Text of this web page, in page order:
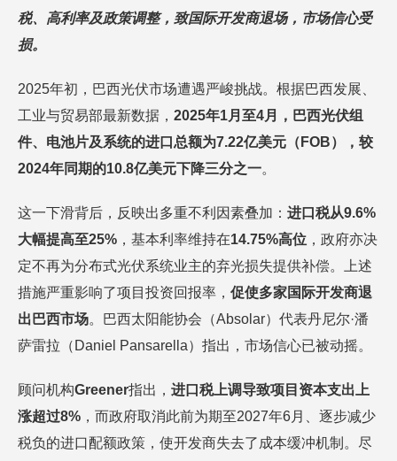
税、高利率及政策调整，致国际开发商退场，市场信心受
损。
2025年初，巴西光伏市场遭遇严峻挑战。根据巴西发展、
工业与贸易部最新数据， 2025年1月至4月，巴西光伏组
件、电池片及系统的进口总额为7.22亿美元（FOB），较
2024年同期的10.8亿美元下降三分之一。
这一下滑背后，反映出多重不利因素叠加： 进口税从9.6%
大幅提高至25% ， 基本利率维持在14.75%高位 ，政府亦决
定不再为分布式光伏系统业主的弃光损失提供补偿。上述
措施严重影响了项目投资回报率， 促使多家国际开发商退
出巴西市场。巴西太阳能协会（Absolar）代表丹尼尔·潘
萨雷拉（Daniel Pansarella）指出，市场信心已被动摇。
顾问机构Greener指出， 进口税上调导致项目资本支出上
涨超过8% ，而政府取消此前为期至2027年6月、逐步减少
税负的进口配额政策，使开发商失去了成本缓冲机制。尽